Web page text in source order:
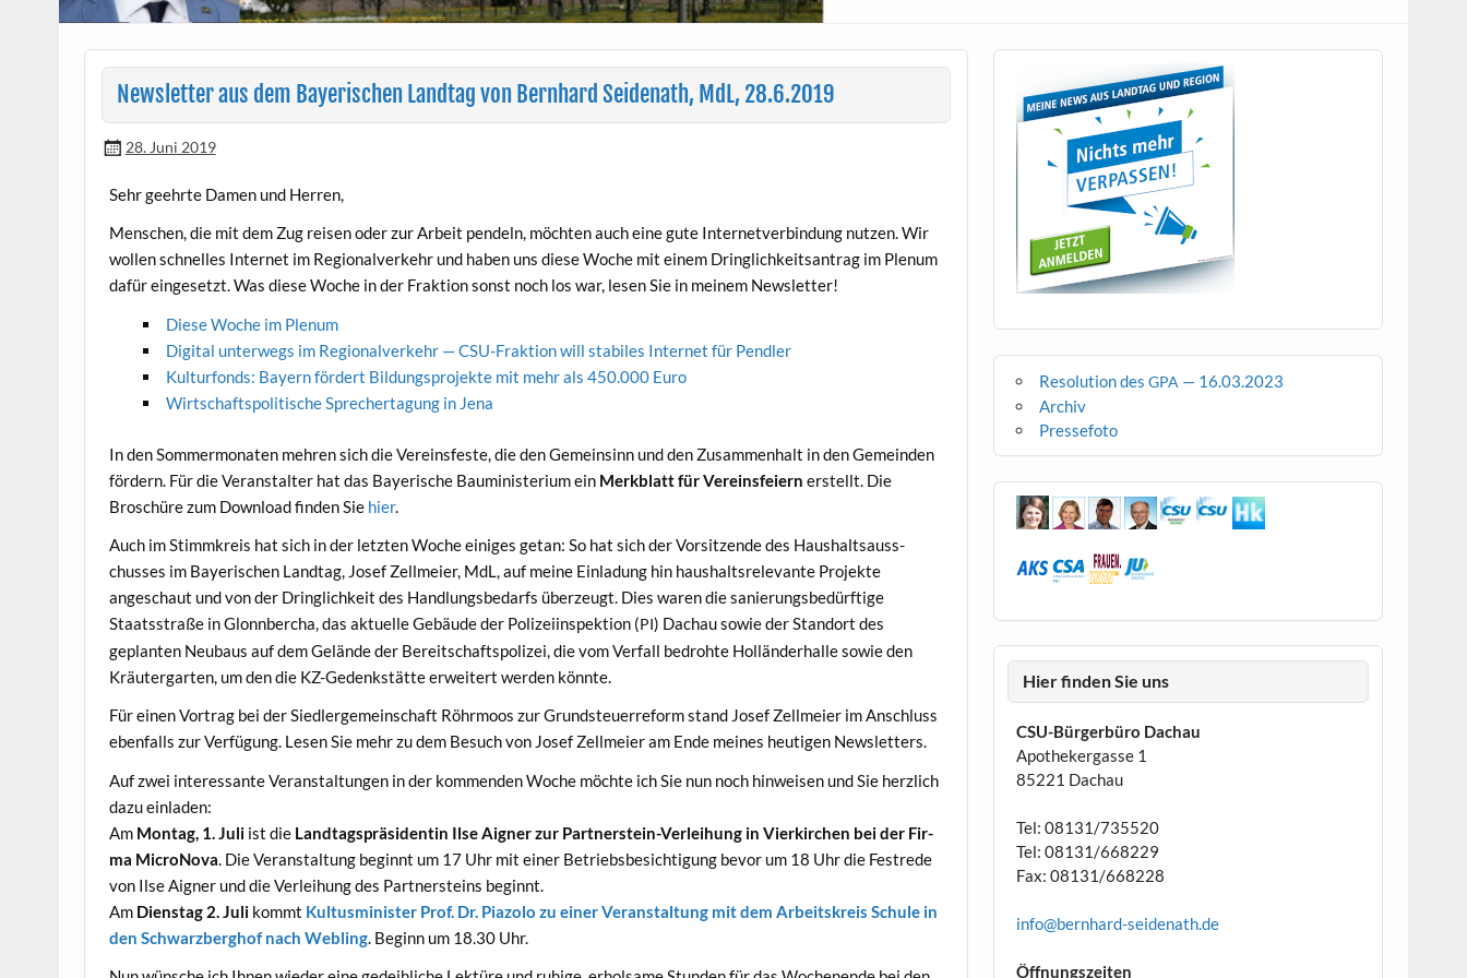
Newsletter aus dem Bayerischen Landtag von Bernhard Seidenath, MdL, 28.6.2019
28. Juni 2019
Sehr geehrte Damen und Herren,
Men­schen, die mit dem Zug reisen oder zur Arbeit pen­deln, möcht­en auch eine gute Inter­netverbindung nutzen. Wir
wollen schnelles Inter­net im Region­alverkehr und haben uns diese Woche mit einem Dringlichkeit­santrag im Plenum
dafür einge­set­zt. Was diese Woche in der Frak­tion son­st noch los war, lesen Sie in meinem Newsletter!
Diese Woche im Plenum
Dig­i­tal unter­wegs im Region­alverkehr — CSU-Frak­tion will sta­biles Inter­net für Pendler
Kul­tur­fonds: Bay­ern fördert Bil­dung­spro­jek­te mit mehr als 450.000 Euro
Wirtschaft­spoli­tis­che Sprecherta­gung in Jena
In den Som­mer­monat­en mehren sich die Vere­ins­feste, die den Gemeinsinn und den Zusam­men­halt in den Gemein­den
fördern. Für die Ver­anstal­ter hat das Bay­erische Bau­min­is­teri­um ein Merk­blatt für Vere­ins­feiern erstellt. Die
Broschüre zum Down­load find­en Sie hier.
Auch im Stimmkreis hat sich in der let­zten Woche einiges getan: So hat sich der Vor­sitzende des Haushalt­sauss­
chuss­es im Bay­erischen Land­tag, Josef Zellmeier, MdL, auf meine Ein­ladung hin haushalt­srel­e­vante Pro­jek­te
angeschaut und von der Dringlichkeit des Hand­lungs­be­darfs überzeugt. Dies waren die sanierungs­bedürftige
Staatsstraße in Glonnber­cha, das aktuelle Gebäude der Polizei­in­spek­tion (PI) Dachau sowie der Stan­dort des
geplanten Neubaus auf dem Gelände der Bere­itschaft­spolizei, die vom Ver­fall bedro­hte Hol­län­der­halle sowie den
Kräuter­garten, um den die KZ-Gedenkstätte erweit­ert wer­den könnte.
Für einen Vor­trag bei der Sied­lerge­mein­schaft Röhrmoos zur Grund­s­teuer­reform stand Josef Zellmeier im Anschluss
eben­falls zur Ver­fü­gung. Lesen Sie mehr zu dem Besuch von Josef Zellmeier am Ende meines heuti­gen Newsletters.
Auf zwei inter­es­sante Ver­anstal­tun­gen in der kom­menden Woche möchte ich Sie nun noch hin­weisen und Sie her­zlich
dazu einladen:
Am Mon­tag, 1. Juli ist die Land­tagspräsi­dentin Ilse Aign­er zur Part­ner­stein-Ver­lei­hung in Vierkirchen bei der Fir­
ma MicroNo­va. Die Ver­anstal­tung begin­nt um 17 Uhr mit ein­er Betrieb­s­besich­ti­gung bevor um 18 Uhr die Fes­trede
von Ilse Aign­er und die Ver­lei­hung des Part­ner­steins beginnt.
Am Dien­stag 2. Juli kommt Kul­tus­min­is­ter Prof. Dr. Pia­zo­lo zu ein­er Ver­anstal­tung mit dem Arbeit­skreis Schule in
den Schwarzberghof nach Webling. Beginn um 18.30 Uhr.
Resolution desGPA — 16.03.2023
Archiv
Pressefoto
Hier finden Sie uns
CSU-Bürgerbüro Dachau
Apothekergasse 1
85221 Dachau
Tel: 08131/735520
Tel: 08131/668229
Fax: 08131/668228
info@bernhard-seidenath.de
Öffnungszeiten